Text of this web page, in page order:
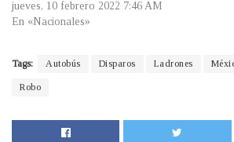
jueves, 10 febrero 2022 7:46 AM
En «Nacionales»
Tags: Autobús Disparos Ladrones
Robo